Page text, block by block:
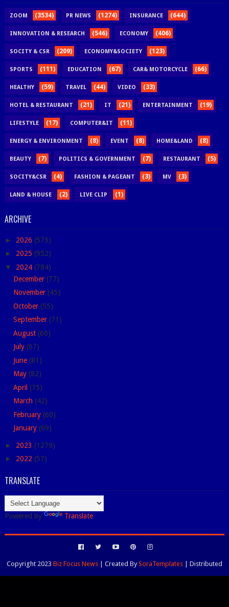
ZOOM (3534) PR NEWS (1274) INSURANCE (644)
INNOVATION & RESEARCH (546) ECONOMY (406)
SOCITY & CSR (209) ECONOMY&SOCIETY (123)
SPORTS (111) EDUCATION (67) CAR& MOTORCYCLE (66)
HEALTHY (59) TRAVEL (44) VIDEO (33)
HOTEL & RESTAURANT (21) IT (21) ENTERTAINMENT (19)
LIFESTYLE (17) COMPUTER&IT (11)
ENERGY & ENVIRONMENT (8) EVENT (8) HOME&LAND (8)
BEAUTY (7) POLITICS & GOVERNMENT (7) RESTAURANT (5)
SOCITY&CSR (4) FASHION & PAGEANT (3) MV (3)
LAND & HOUSE (2) LIVE CLIP (1)
ARCHIVE
► 2026 (573)
► 2025 (952)
▼ 2024 (784)
December (77)
November (45)
October (55)
September (71)
August (60)
July (67)
June (81)
May (82)
April (75)
March (42)
February (60)
January (69)
► 2023 (1279)
► 2022 (57)
TRANSLATE
Powered by Translate
Copyright 2023 Biz Focus News| Created BySoraTemplates| Distributed